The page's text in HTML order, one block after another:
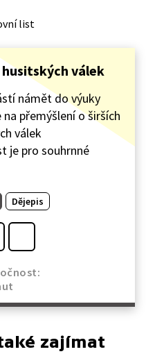
list
válek
námět do výuky
přemýšlení o širších
válek
je pro souhrnné
Dějepis
zajímat